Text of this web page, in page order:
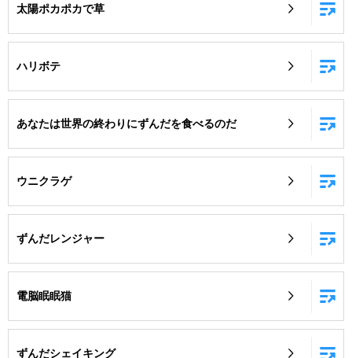
太陽ポカポカで草
ハリボテ
あなたは世界の終わりにずんだを食べるのだ
ウニクラゲ
ずんだレンジャー
電脳眠眠猫
ずんだシェイキング